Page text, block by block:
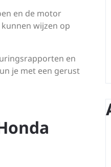
en de motor
wijzen op
en
je met een gerust